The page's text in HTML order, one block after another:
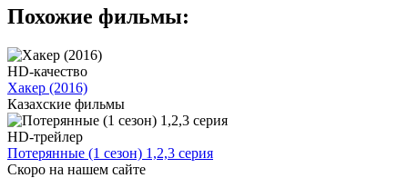
Похожие фильмы:
HD-качество
Хакер (2016)
Казахские фильмы
HD-трейлер
Потерянные (1 сезон) 1,2,3 серия
Скоро на нашем сайте